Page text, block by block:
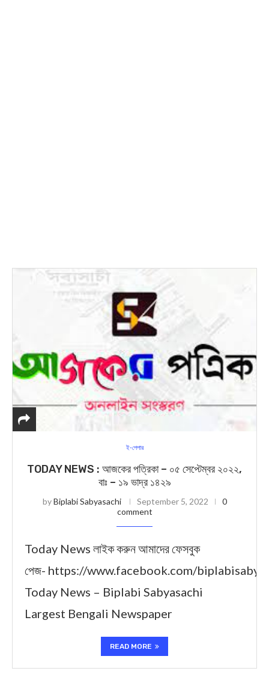
ই-পেপার
TODAY NEWS : আজকের পত্রিকা – ০৫ সেপ্টেম্বর ২০২২,
বাঃ – ১৯ ভাদ্র ১৪২৯
byBiplabi Sabyasachi September 5, 2022
0
comment
Today News লাইক করুন আমাদের ফেসবুক
পেজ- https://www.facebook.com/
Today News – Biplabi Sabyasachi
Largest Bengali Newspaper
READ MORE